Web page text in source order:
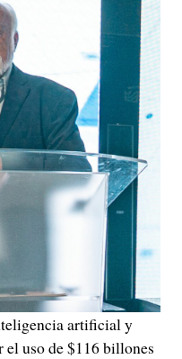
artificial y
uso de $116 billones